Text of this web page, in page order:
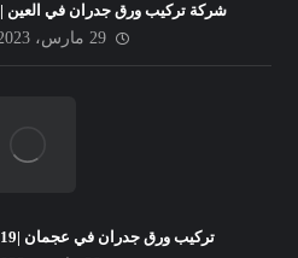
شركة تركيب ورق جدران في العين |0564421019|الدرع الذهبي
29 مارس، 2023
تركيب ورق جدران في عجمان |0564421019| الدرع الذهبي